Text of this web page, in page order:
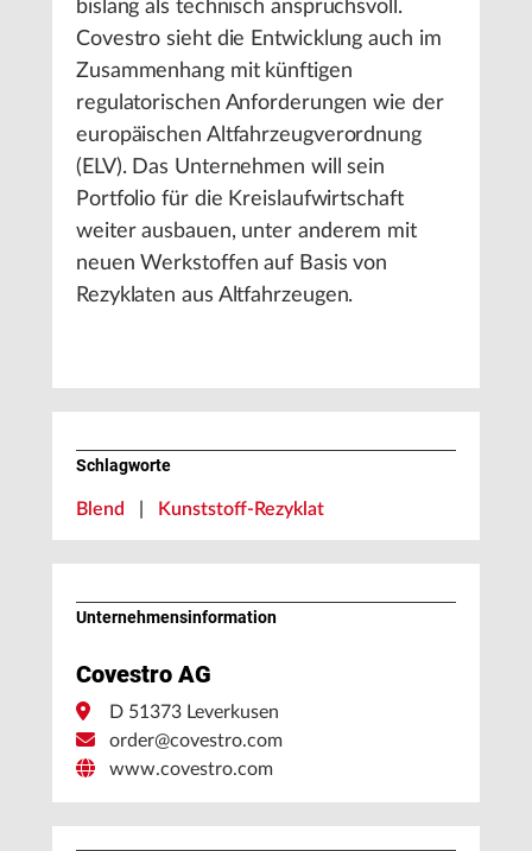
bislang als technisch anspruchsvoll.
Covestro sieht die Entwicklung auch im
Zusammenhang mit künftigen
regulatorischen Anforderungen wie der
europäischen Altfahrzeugverordnung
(ELV). Das Unternehmen will sein
Portfolio für die Kreislaufwirtschaft
weiter ausbauen, unter anderem mit
neuen Werkstoffen auf Basis von
Rezyklaten aus Altfahrzeugen.
Schlagworte
Blend Kunststoff-Rezyklat
Unternehmens­information
Covestro AG
D 51373 Leverkusen
order@covestro.com
www.covestro.com